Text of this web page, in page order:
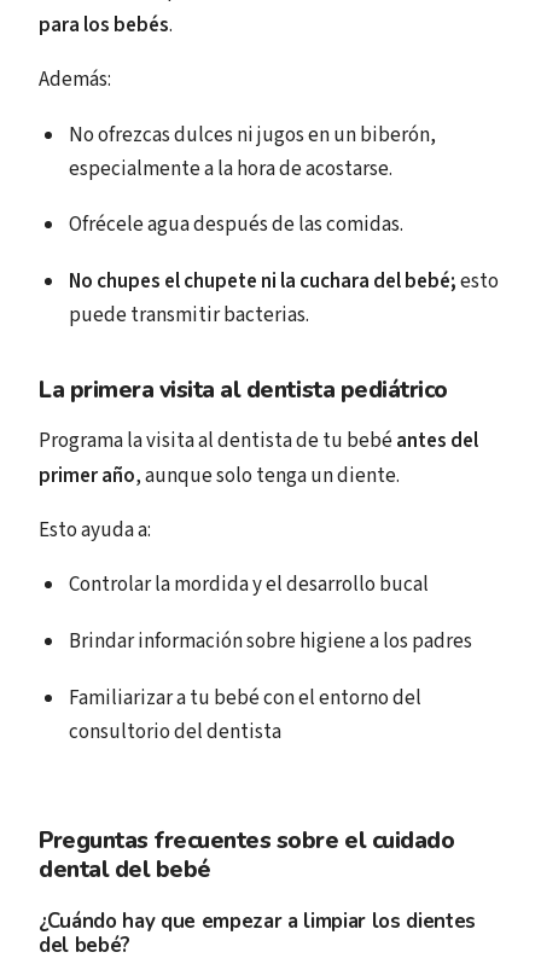
para los bebés.
Además:
No ofrezcas dulces ni jugos en un biberón,
especialmente a la hora de acostarse.
Ofrécele agua después de las comidas.
No chupes el chupete ni la cuchara del bebé;esto
puede transmitir bacterias.
La primera visita al dentista pediátrico
Programa la visita al dentista de tu bebéantes del
primer año, aunque solo tenga un diente.
Esto ayuda a:
Controlar la mordida y el desarrollo bucal
Brindar información sobre higiene a los padres
Familiarizar a tu bebé con el entorno del
consultorio del dentista
Preguntas frecuentes sobre el cuidado
dental del bebé
¿Cuándo hay que empezar a limpiar los dientes
del bebé?